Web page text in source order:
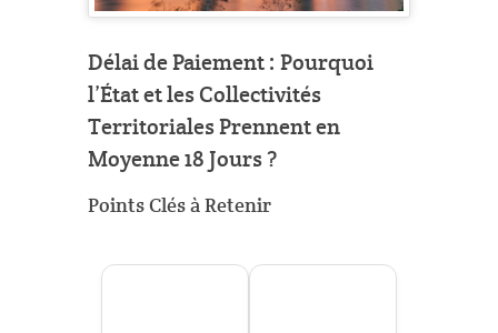
Délai de Paiement : Pourquoi
l’État et les Collectivités
Territoriales Prennent en
Moyenne 18 Jours ?
Points Clés à Retenir